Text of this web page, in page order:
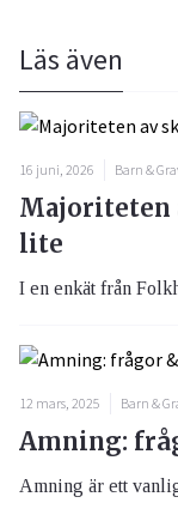
Läs även
16 juni, 2026 Barn &
Majoriteten
lite
I en enkät från
12 mars, 2025 Barn &
Amning:
Amning är ett